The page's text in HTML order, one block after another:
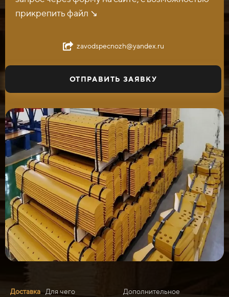
прикрепить файл ↘️
zavodspecnozh@yandex.ru
ОТПРАВИТЬ ЗАЯВКУ
Доставка
Для чего
Дополнительное